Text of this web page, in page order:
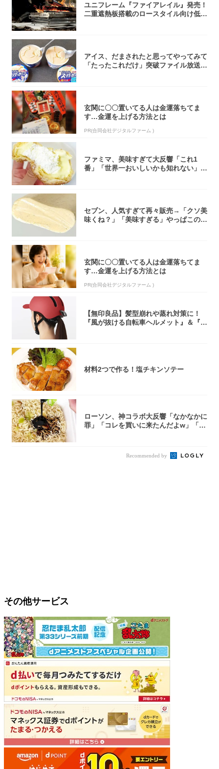
ユニフレーム『ファイアレイル』発売！
二重遮熱板搭載のロースタイル向け低型
アイス、だまされたと思ってやってみて
「たったこれだけ」突破ファイル放送で
玄関に〇〇置いてる人は金運落ちてま
す…金運を上げる方法とは
PR(合同会社デジタルファーム )
ファミマ、美味すぎて大反響「これ1
番」「世界一おいしいかも知れない」
セブン、人気すぎて再々販売→「クソ美
味くね？」「美味すぎる」やっぱこのク
玄関に〇〇置いてる人は金運落ちてま
す…金運を上げる方法とは
PR(合同会社デジタルファーム )
【無印良品】髪型崩れや蒸れ対策に！
『風が抜ける自転車ヘルメット』＆『2
材料2つで作る！塩チキンソテー
ローソン、神コラボ大反響「なかなかに
罪」「コレを買いに来たんだよw」「３
Recommended by
その他サービス